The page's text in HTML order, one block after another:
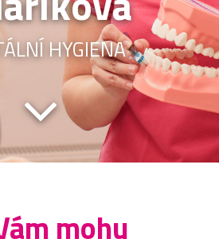
HYGIENA
mohu